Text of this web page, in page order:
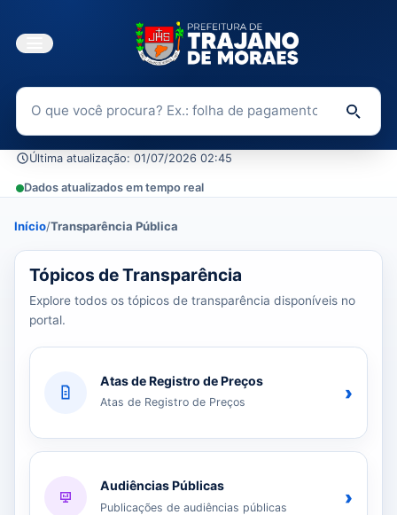
Buscar no Portal da Transparência
Última atualização: 01/07/2026 02:45
Dados atualizados em tempo real
Início/Transparência Pública
39 tópicos carregados do banco de dados.
Tópicos de Transparência
Explore todos os tópicos de transparência disponíveis no
portal.
Atas de Registro de Preços
Atas de Registro de Preços ›
Audiências Públicas
Publicações de audiências públicas ›